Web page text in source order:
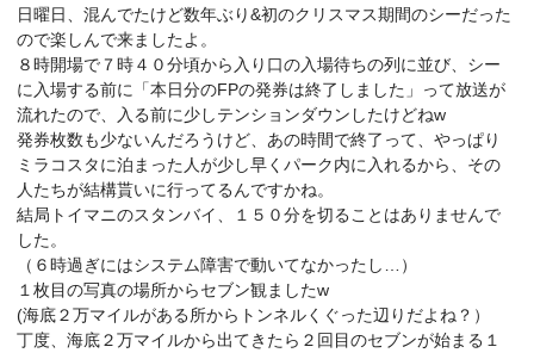
日曜日、混んでたけど数年ぶり&初のクリスマス期間のシーだった
ので楽しんで来ましたよ。
８時開場で７時４０分頃から入り口の入場待ちの列に並び、シー
に入場する前に「本日分のFPの発券は終了しました」って放送が
流れたので、入る前に少しテンションダウンしたけどねw
発券枚数も少ないんだろうけど、あの時間で終了って、やっぱり
ミラコスタに泊まった人が少し早くパーク内に入れるから、その
人たちが結構貰いに行ってるんですかね。
結局トイマニのスタンバイ、１５０分を切ることはありませんで
した。
（６時過ぎにはシステム障害で動いてなかったし…）
１枚目の写真の場所からセブン観ましたw
(海底２万マイルがある所からトンネルくぐった辺りだよね？）
丁度、海底２万マイルから出てきたら２回目のセブンが始まる１